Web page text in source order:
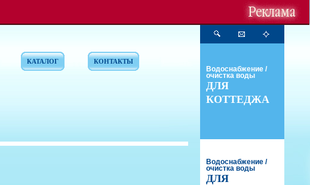
КАТАЛОГ КОНТАКТЫ
Водоснабжение /
очистка воды
ДЛЯ
КОТТЕДЖА
Водоснабжение /
очистка воды
ДЛЯ